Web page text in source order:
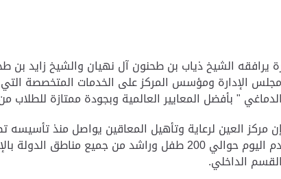
يرافقه الشيخ ذياب بن طحنون آل نهيان والشيخ زايد
الإدارة ومؤسس المركز على الخدمات المتخصصة التي
" بأفضل المعايير العالمية وبجودة ممتازة للطلاب من عمر 4 –
مركز العين لرعاية وتأهيل المعاقين يواصل منذ تأسيسه
مشيرا إلى أن المركز يخدم اليوم حوالي 200 طفل
الداخلي.